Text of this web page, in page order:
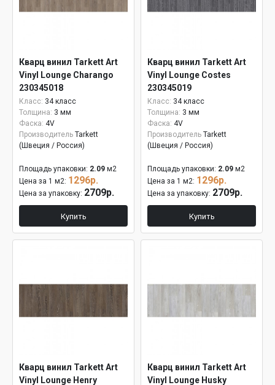
Кварц винил Tarkett Art
Vinyl Lounge Charango
230345018
Класс: 34 класс
Толщина: 3 мм
Фаска: 4V
Производитель Tarkett
(Швеция / Россия)
Площадь упаковки: 2.09 м2
Цена за 1 м2: 1296р.
Цена за упаковку: 2709р.
Купить
Кварц винил Tarkett Art
Vinyl Lounge Costes
230345019
Класс: 34 класс
Толщина: 3 мм
Фаска: 4V
Производитель Tarkett
(Швеция / Россия)
Площадь упаковки: 2.09 м2
Цена за 1 м2: 1296р.
Цена за упаковку: 2709р.
Купить
Кварц винил Tarkett Art
Vinyl Lounge Henry
Кварц винил Tarkett Art
Vinyl Lounge Husky